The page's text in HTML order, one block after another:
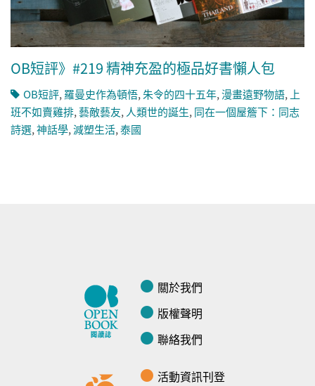
OB短評》#219 精神充盈的極品好書懶人包
OB短評, 羅曼史作為頓悟, 朱令的四十五年,漫畫遠野物語, 上
班不如賣雞排, 藝敵藝友, 人類世的誕生, 同在一個屋簷下：同志
詩選,神話學,減塑生活,泰國
關於我們
版權聲明
聯絡我們
活動資訊刊登